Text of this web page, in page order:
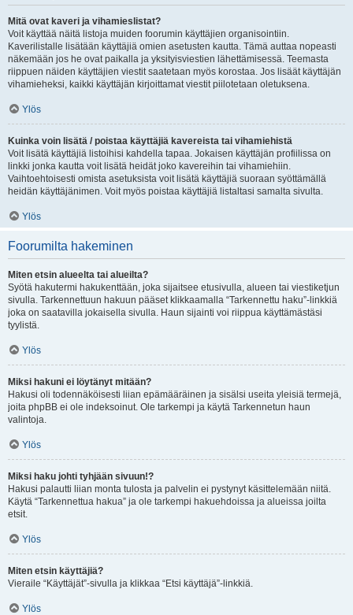
Mitä ovat kaveri ja vihamieslistat?
Voit käyttää näitä listoja muiden foorumin käyttäjien organisointiin.
Kaverilistalle lisätään käyttäjiä omien asetusten kautta. Tämä auttaa nopeasti
näkemään jos he ovat paikalla ja yksityisviestien lähettämisessä. Teemasta
riippuen näiden käyttäjien viestit saatetaan myös korostaa. Jos lisäät käyttäjän
vihamieheksi, kaikki käyttäjän kirjoittamat viestit piilotetaan oletuksena.
Ylös
Kuinka voin lisätä / poistaa käyttäjiä kavereista tai vihamiehistä
Voit lisätä käyttäjiä listoihisi kahdella tapaa. Jokaisen käyttäjän profiilissa on
linkki jonka kautta voit lisätä heidät joko kavereihin tai vihamiehiin.
Vaihtoehtoisesti omista asetuksista voit lisätä käyttäjiä suoraan syöttämällä
heidän käyttäjänimen. Voit myös poistaa käyttäjiä listaltasi samalta sivulta.
Ylös
Foorumilta hakeminen
Miten etsin alueelta tai alueilta?
Syötä hakutermi hakukenttään, joka sijaitsee etusivulla, alueen tai viestiketjun
sivulla. Tarkennettuun hakuun pääset klikkaamalla “Tarkennettu haku”-linkkiä
joka on saatavilla jokaisella sivulla. Haun sijainti voi riippua käyttämästäsi
tyylistä.
Ylös
Miksi hakuni ei löytänyt mitään?
Hakusi oli todennäköisesti liian epämääräinen ja sisälsi useita yleisiä termejä,
joita phpBB ei ole indeksoinut. Ole tarkempi ja käytä Tarkennetun haun
valintoja.
Ylös
Miksi haku johti tyhjään sivuun!?
Hakusi palautti liian monta tulosta ja palvelin ei pystynyt käsittelemään niitä.
Käytä “Tarkennettua hakua” ja ole tarkempi hakuehdoissa ja alueissa joilta
etsit.
Ylös
Miten etsin käyttäjiä?
Vieraile “Käyttäjät”-sivulla ja klikkaa “Etsi käyttäjä”-linkkiä.
Ylös